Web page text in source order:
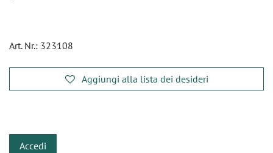
Art. Nr.: 323108
Aggiungi alla lista dei desideri
Accedi